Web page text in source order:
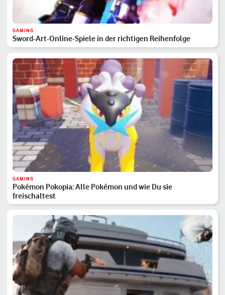
GAMING
Sword-Art-Online-Spiele in der richtigen Reihenfolge
GAMING
Pokémon Pokopia: Alle Pokémon und wie Du sie
freischaltest